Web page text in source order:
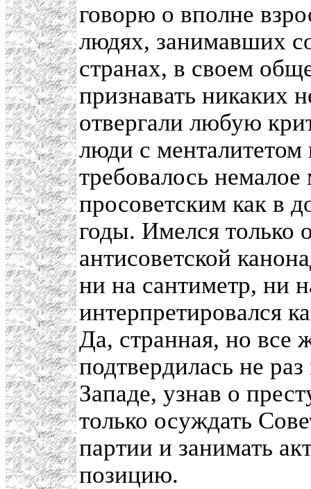
говорю о вполне
людях, занимавших
странах, в своем
признавать никаких
отвергали любую
люди с
требовалось
просоветским как в
годы. Имелся только
антисоветской
ни на сантиметр, ни
интерпретировался
Да, странная, но все
подтвердилась не
Западе, узнав о
только осуждать
партии и занимать
позицию.